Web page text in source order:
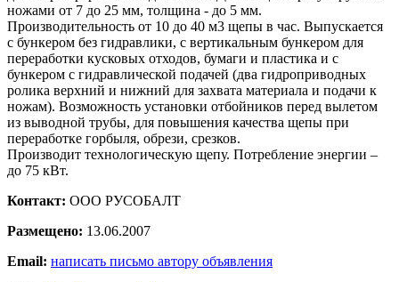
ножами от 7 до 25 мм, толщина - до 5 мм.
Производительность от 10 до 40 м3 щепы в час. Выпускается
с бункером без гидравлики, с вертикальным бункером для
переработки кусковых отходов, бумаги и пластика и с
бункером с гидравлической подачей (два гидроприводных
ролика верхний и нижний для захвата материала и подачи к
ножам). Возможность установки отбойников перед вылетом
из выводной трубы, для повышения качества щепы при
переработке горбыля, обрези, срезков.
Производит технологическую щепу. Потребление энергии –
до 75 кВт.
Контакт: ООО РУСОБАЛТ
Размещено: 13.06.2007
Email: написать письмо автору объявления